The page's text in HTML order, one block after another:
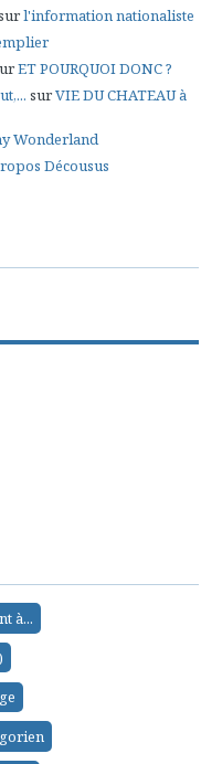
l'information nationaliste
ET POURQUOI DONC ?
surVIE DU CHATEAU à
Wonderland
Décousus
à...